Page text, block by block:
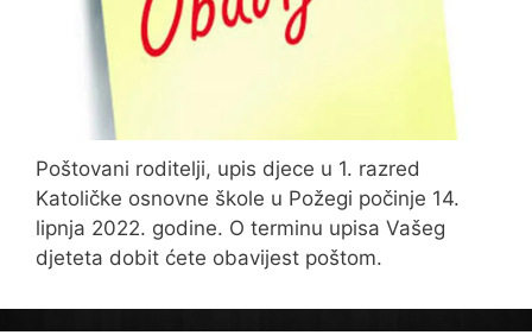
Poštovani roditelji, upis djece u 1. razred
Katoličke osnovne škole u Požegi počinje 14.
lipnja 2022. godine. O terminu upisa Vašeg
djeteta dobit ćete obavijest poštom.